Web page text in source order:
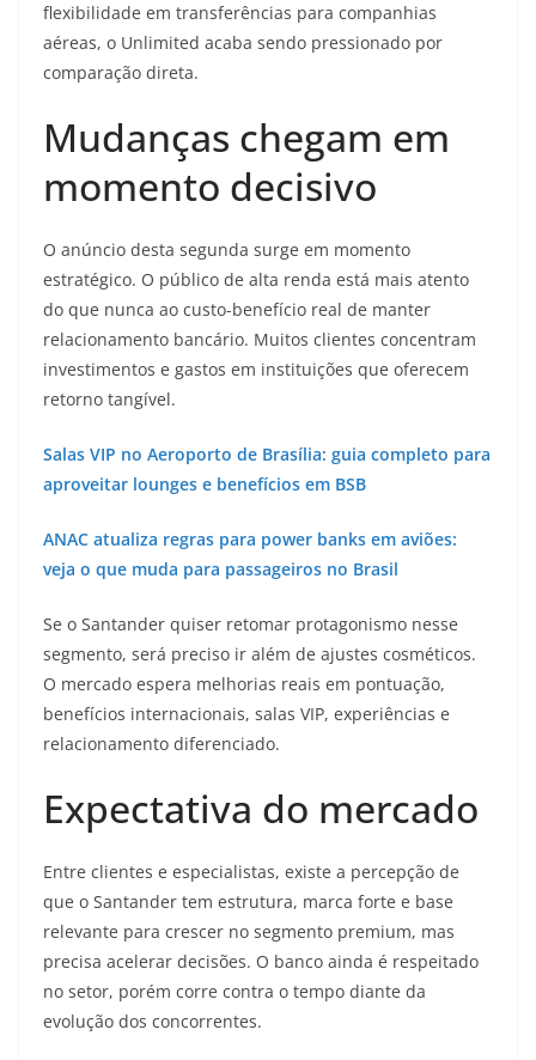
flexibilidade em transferências para companhias
aéreas, o Unlimited acaba sendo pressionado por
comparação direta.
Mudanças chegam em
momento decisivo
O anúncio desta segunda surge em momento
estratégico. O público de alta renda está mais atento
do que nunca ao custo-benefício real de manter
relacionamento bancário. Muitos clientes concentram
investimentos e gastos em instituições que oferecem
retorno tangível.
Salas VIP no Aeroporto de Brasília: guia completo para
aproveitar lounges e benefícios em BSB
ANAC atualiza regras para power banks em aviões:
veja o que muda para passageiros no Brasil
Se o Santander quiser retomar protagonismo nesse
segmento, será preciso ir além de ajustes cosméticos.
O mercado espera melhorias reais em pontuação,
benefícios internacionais, salas VIP, experiências e
relacionamento diferenciado.
Expectativa do mercado
Entre clientes e especialistas, existe a percepção de
que o Santander tem estrutura, marca forte e base
relevante para crescer no segmento premium, mas
precisa acelerar decisões. O banco ainda é respeitado
no setor, porém corre contra o tempo diante da
evolução dos concorrentes.